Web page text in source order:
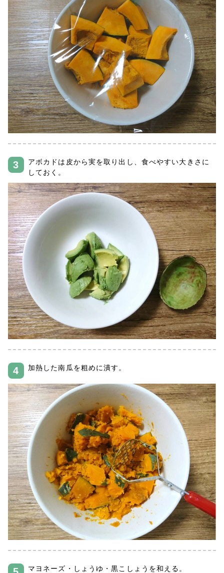
アボカドは皮から実を取り出し、食べやすい大きさに
しておく。
加熱した南瓜を粗めに潰す。
マヨネーズ・しょうゆ・黒こしょうを和える。